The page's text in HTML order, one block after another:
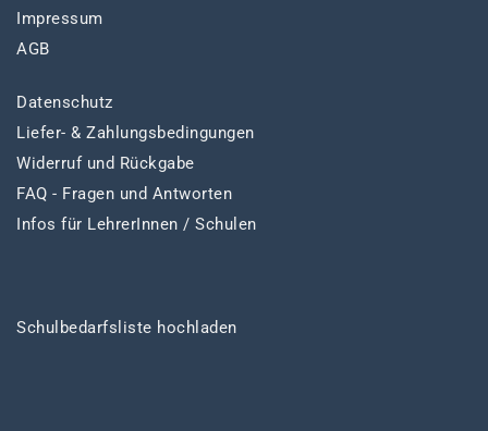
Impressum
AGB
Datenschutz
Liefer- & Zahlungsbedingungen
Widerruf und Rückgabe
FAQ - Fragen und Antworten
Infos für LehrerInnen / Schulen
Schulbedarfsliste hochladen